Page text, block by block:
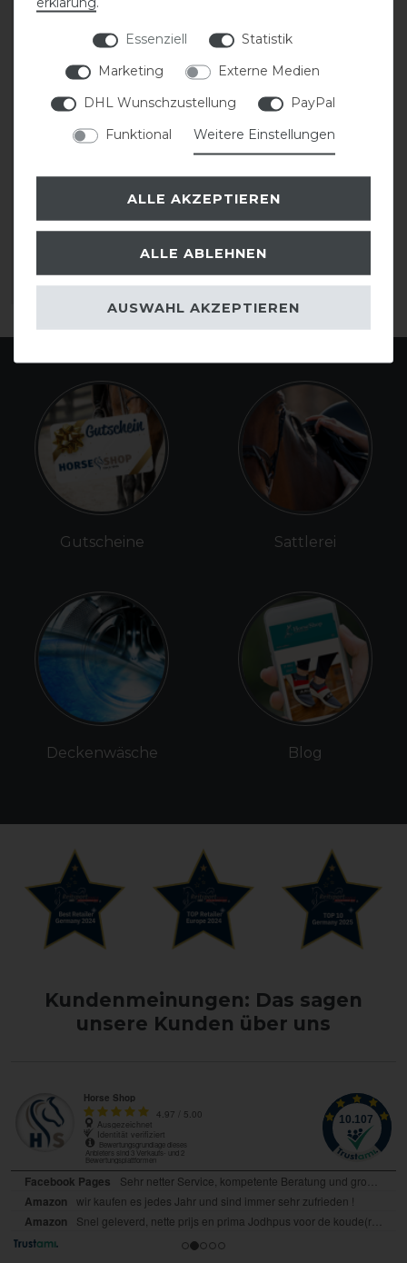
Waldhausen Halfter
ARTIKEL MERKEN
Gutscheine
Deckenwäsche
Sattlerei
Blog
Kundenmeinungen: Das sagen
unsere Kunden über uns
Essenziell
Statistik
Marketing
Externe Medien
DHL Wunschzustellung
PayPal
Funktional
Weitere Einstellungen
ALLE AKZEPTIEREN
ALLE ABLEHNEN
AUSWAHL AKZEPTIEREN